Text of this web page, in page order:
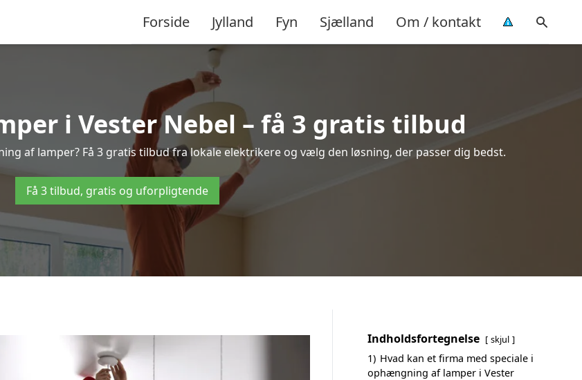
Forside Jylland Fyn Sjælland Om / kontakt
i Vester Nebel – få 3 gratis tilbud
af lamper? Få 3 gratis tilbud fra lokale elektrikere og vælg den løsning, der passer dig bedst.
Få 3 tilbud, gratis og uforpligtende
Indholdsfortegnelse skjul
1) Hvad kan et firma med speciale i
ophængning af lamper i Vester